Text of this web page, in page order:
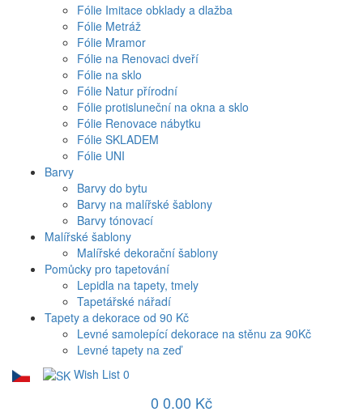
Fólie Imitace obklady a dlažba
Fólie Metráž
Fólie Mramor
Fólie na Renovaci dveří
Fólie na sklo
Fólie Natur přírodní
Fólie protisluneční na okna a sklo
Fólie Renovace nábytku
Fólie SKLADEM
Fólie UNI
Barvy
Barvy do bytu
Barvy na malířské šablony
Barvy tónovací
Malířské šablony
Malířské dekorační šablony
Pomůcky pro tapetování
Lepidla na tapety, tmely
Tapetářské nářadí
Tapety a dekorace od 90 Kč
Levné samolepící dekorace na stěnu za 90Kč
Levné tapety na zeď
Wish List 0
0 0.00 Kč